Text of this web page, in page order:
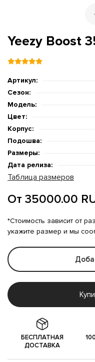
Yeezy Boost
Артикул:
Сезон:
Модель:
Цвет:
Корпус:
Подошва:
Размеры:
Дата релиза:
Таблица размеров
От 35000.00
*Стоимость зависит от
укажите размер и мы
БЕСПЛАТНАЯ
ДОСТАВКА